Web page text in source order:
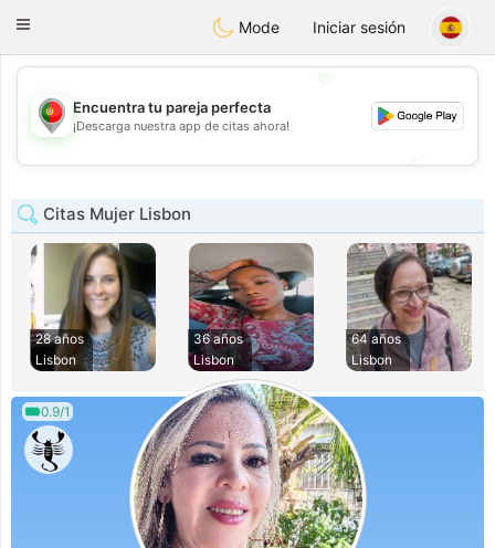
namoroPortugues
Toggle
Mode Iniciar sesión
💖
💕
Encuentra tu pareja perfecta
¡Descarga nuestra app de citas ahora!
Citas Mujer Lisbon
28 años
Lisbon
36 años
Lisbon
64 años
Lisbon
0.9/1